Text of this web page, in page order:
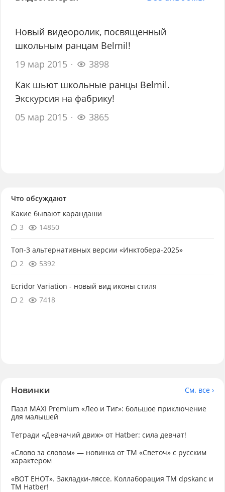
Новый видеоролик, посвященный
школьным ранцам Belmil!
19 мар 2015
3898
Как шьют школьные ранцы Belmil.
Экскурсия на фабрику!
05 мар 2015
3865
Что обсуждают
Какие бывают карандаши
3
14850
Топ-3 альтернативных версии «Инктобера-2025»
2
5392
Ecridor Variation - новый вид иконы стиля
2
7418
Новинки
См. все ›
Пазл MAXI Premium «Лео и Тиг»: большое приключение
для малышей
Тетради «Девчачий движ» от Hatber: сила девчат!
«Слово за словом» — новинка от ТМ «Светоч» с русским
характером
«ВОТ ЕНОТ». Закладки-ляссе. Коллаборация TM dpskanc и
ТМ Hatber!